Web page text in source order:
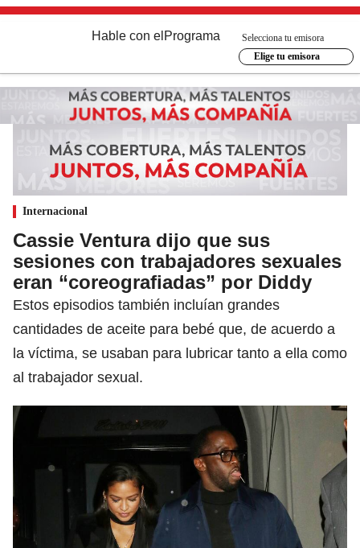
Hable con el Programa
Selecciona tu emisora
Elige tu emisora
Internacional
Cassie Ventura dijo que sus
sesiones con trabajadores sexuales
eran “coreografiadas” por Diddy
Estos episodios también incluían grandes
cantidades de aceite para bebé que, de acuerdo a
la víctima, se usaban para lubricar tanto a ella como
al trabajador sexual.